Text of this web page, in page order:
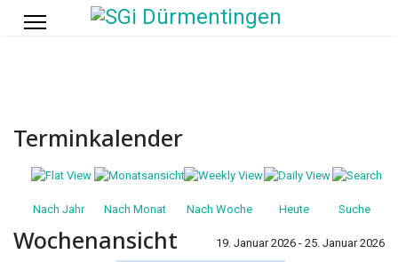
Terminkalender
Nach Jahr Nach Monat Nach Woche Heute Suche
Wochenansicht
19. Januar 2026 - 25. Januar 2026